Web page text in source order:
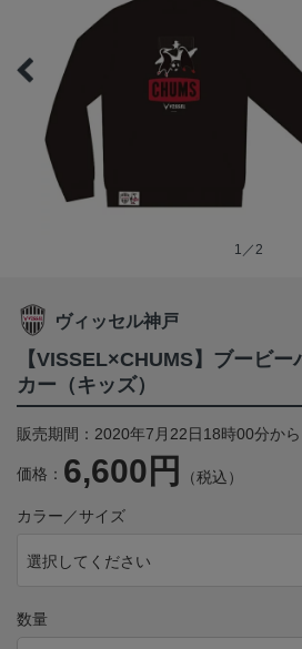
1／2
ヴィッセル神戸
【VISSEL×CHUMS】ブービ
カー（キッズ）
販売期間：2020年7月22日18時00分から
価格： 6,600円 （税込）
カラー／サイズ
選択してください
数量